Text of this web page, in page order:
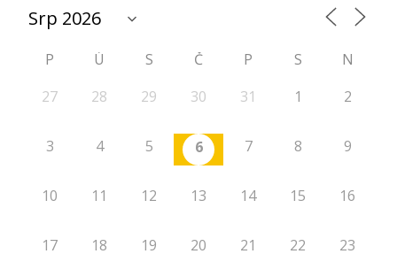
P Ú S Č P S
N
27
28 29 30 31 1 2
3 4 5 6 7 8 9
10 11 12 13 14 15 16
17 18 19 20 21 22 23